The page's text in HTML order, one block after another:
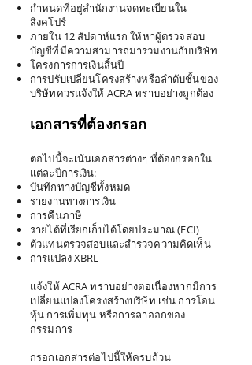
กำหนดที่อยู่สำนักงานจดทะเบียนใน
สิงคโปร์
ภายใน 12 สัปดาห์แรก ให้หาผู้ตรวจสอบ
บัญชีที่มีความสามารถมาร่วมงานกับบริษัท
โครงการการเงินสิ้นปี
การปรับเปลี่ยนโครงสร้างหรือลำดับชั้นของ
บริษัทควรแจ้งให้ ACRA ทราบอย่างถูกต้อง
เอกสารที่ต้องกรอก
ต่อไปนี้จะเน้นเอกสารต่างๆ ที่ต้องกรอกใน
แต่ละปีการเงิน:
บันทึกทางบัญชีทั้งหมด
รายงานทางการเงิน
การคืนภาษี
รายได้ที่เรียกเก็บได้โดยประมาณ (ECI)
ตัวแทนตรวจสอบและสำรวจความคิดเห็น
การแปลง XBRL
แจ้งให้ ACRA ทราบอย่างต่อเนื่องหากมีการ
เปลี่ยนแปลงโครงสร้างบริษัท เช่น การโอน
หุ้น การเพิ่มทุน หรือการลาออกของ
กรรมการ
กรอกเอกสารต่อไปนี้ให้ครบถ้วน